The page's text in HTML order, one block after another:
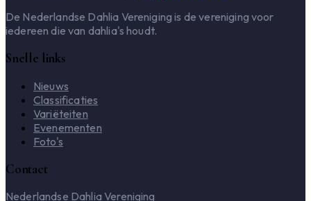
De Nederlandse Dahlia Vereniging is de vereniging voor
iedereen die van dahlia's houdt.
Snelle links
Nieuws
Classificaties
Variëteiten
Evenementen
Foto's
Contact
Nederlandse Dahlia Vereniging